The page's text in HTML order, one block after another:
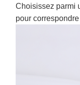
Choisissez parmi
pour